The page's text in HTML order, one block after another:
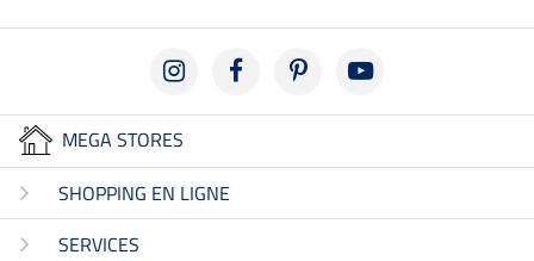
MEGA STORES
SHOPPING EN LIGNE
SERVICES